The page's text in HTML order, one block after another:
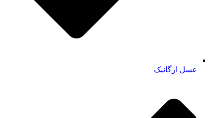
عسل ارگانیک